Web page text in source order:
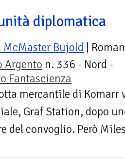
diplomatica
McMaster Bujold |
Argento n. 336 - Nord -
Fantascienza
mercantile di Komarr
Graf Station, dopo
del convoglio. Però